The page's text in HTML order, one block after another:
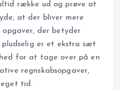
række ud og prøve at
at der bliver mere
der betyder
er et ekstra sæt
for at tage over på en
regnskabsopgaver,
tid.